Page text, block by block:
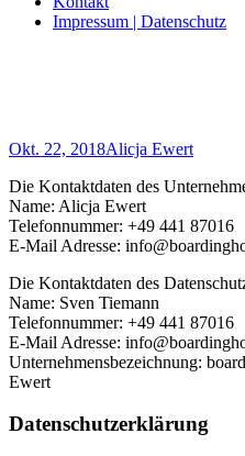
Impressum | Datenschutz
Okt. 22, 2018Alicja Ewert
Die Kontaktdaten des
Name: Alicja Ewert
Telefonnummer: +49 441 87016
E-Mail Adresse:
Die Kontaktdaten des
Name: Sven Tiemann
Telefonnummer: +49 441 87016
E-Mail Adresse:
Unternehmensbezeichnung:
Ewert
Datenschutzerklärung